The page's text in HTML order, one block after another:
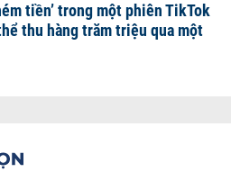
tiền’ trong một phiên TikTok
thu hàng trăm triệu qua một